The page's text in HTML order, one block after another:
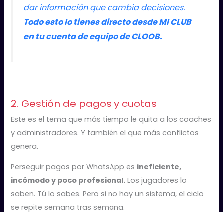
dar información que cambia decisiones.
Todo esto lo tienes directo desde MI CLUB
en tu cuenta de equipo de CLOOB.
2. Gestión de pagos y cuotas
Este es el tema que más tiempo le quita a los coaches
y administradores. Y también el que más conflictos
genera.
Perseguir pagos por WhatsApp es ineficiente,
incómodo y poco profesional. Los jugadores lo
saben. Tú lo sabes. Pero si no hay un sistema, el ciclo
se repite semana tras semana.